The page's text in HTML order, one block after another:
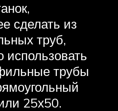
сделать из
труб,
трубы
25х50.